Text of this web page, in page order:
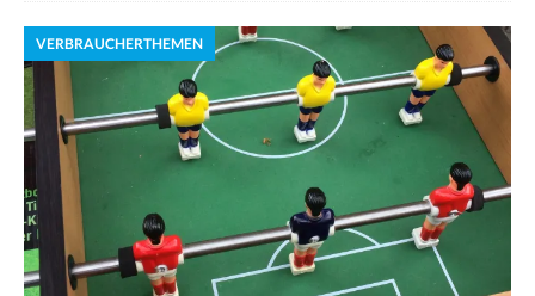
VERBRAUCHERTHEMEN